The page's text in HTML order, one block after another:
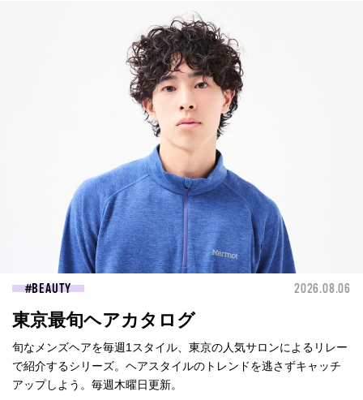
BEAUTY 2026.08.06
東京最旬ヘアカタログ
旬なメンズヘアを毎週1スタイル、東京の人気サロンによるリレー
で紹介するシリーズ。ヘアスタイルのトレンドを逃さずキャッチ
アップしよう。毎週木曜日更新。